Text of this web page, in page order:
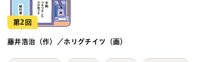
第2回
藤井浩治（作）／ホリグチイツ（画）